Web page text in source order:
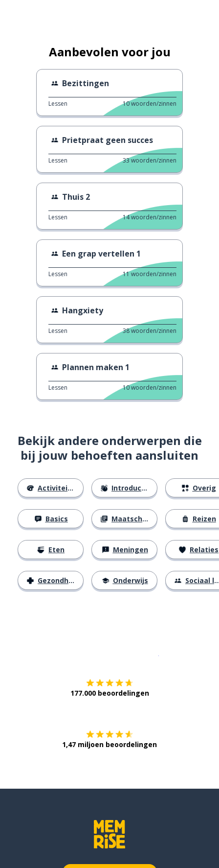
Aanbevolen voor jou
Bezittingen
Lessen 10woorden/zinnen
Prietpraat geen succes
Lessen 33woorden/zinnen
Thuis 2
Lessen 14woorden/zinnen
Een grap vertellen 1
Lessen 11woorden/zinnen
Hangxiety
Lessen 38woorden/zinnen
Plannen maken 1
Lessen 10woorden/zinnen
Bekijk andere onderwerpen die
bij jouw behoeften aansluiten
Activiteiten
Basics
Eten
Gezondheid
Introducties
Maatschappij
Meningen
Onderwijs
Overig
Reizen
Relaties
Sociaal leven
177.000 beoordelingen
1,47 miljoen beoordelingen